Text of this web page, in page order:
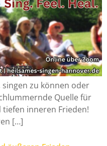
singen zu können oder
Quelle für
inneren Frieden!
[…]